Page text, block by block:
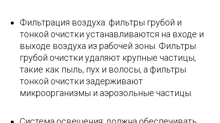
Фильтрация воздуха: фильтры грубой и
тонкой очистки устанавливаются на входе и
выходе воздуха из рабочей зоны. Фильтры
грубой очистки удаляют крупные частицы,
такие как пыль, пух и волосы, а фильтры
тонкой очистки задерживают
микроорганизмы и аэрозольные частицы.